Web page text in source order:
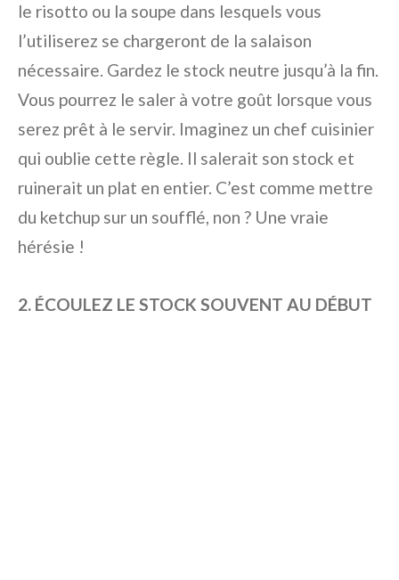
le risotto ou la soupe dans lesquels vous
l’utiliserez se chargeront de la salaison
nécessaire. Gardez le stock neutre jusqu’à la fin.
Vous pourrez le saler à votre goût lorsque vous
serez prêt à le servir. Imaginez un chef cuisinier
qui oublie cette règle. Il salerait son stock et
ruinerait un plat en entier. C’est comme mettre
du ketchup sur un soufflé, non ? Une vraie
hérésie !
2. ÉCOULEZ LE STOCK SOUVENT AU DÉBUT